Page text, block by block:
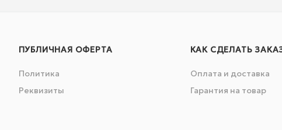
ПУБЛИЧНАЯ ОФЕРТА
Политика
Реквизиты
КАК СДЕЛАТЬ
Оплата и доставка
Гарантия на товар